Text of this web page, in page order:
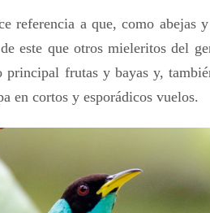
referencia a que, como abejas
este que otros mieleritos del
frutas y bayas y,
en cortos y esporádicos vuelos.